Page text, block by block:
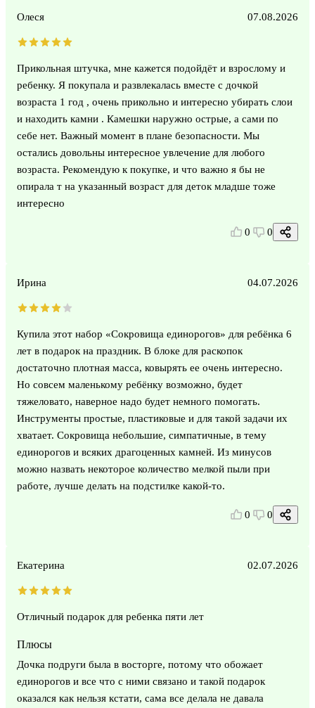
Олеся 07.08.2026
Прикольная штучка, мне кажется подойдёт и взрослому и
ребенку. Я покупала и развлекалась вместе с дочкой
возраста 1 год , очень прикольно и интересно убирать слои
и находить камни . Камешки наружно острые, а сами по
себе нет. Важный момент в плане безопасности. Мы
остались довольны интересное увлечение для любого
возраста. Рекомендую к покупке, и что важно я бы не
опирала т на указанный возраст для деток младше тоже
интересно
0 0
Ирина 04.07.2026
Купила этот набор «Сокровища единорогов» для ребёнка 6
лет в подарок на праздник. В блоке для раскопок
достаточно плотная масса, ковырять ее очень интересно.
Но совсем маленькому ребёнку возможно, будет
тяжеловато, наверное надо будет немного помогать.
Инструменты простые, пластиковые и для такой задачи их
хватает. Сокровища небольшие, симпатичные, в тему
единорогов и всяких драгоценных камней. Из минусов
можно назвать некоторое количество мелкой пыли при
работе, лучше делать на подстилке какой-то.
0 0
Екатерина 02.07.2026
Отличный подарок для ребенка пяти лет
Плюсы
Дочка подруги была в восторге, потому что обожает
единорогов и все что с ними связано и такой подарок
оказался как нельзя кстати, сама все делала не давала